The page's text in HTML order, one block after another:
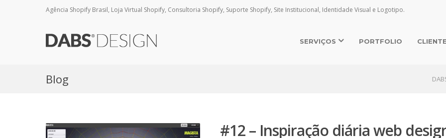
Agência Shopify Brasil, Loja Virtual Shopify, Consultoria Shopify, Suporte Shopify, Site Institucional, Identidade Visual e Logotipo.
SERVIÇOS PORTFOLIO
Blog
#12 – Inspiração diária web